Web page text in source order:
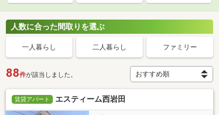
人数に合った間取りを選ぶ
一人暮らし 二人暮らし ファミリー
88件が該当しました。
賃貸アパート エスティーム西岩田